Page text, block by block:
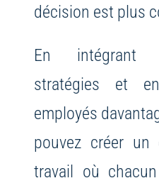
décision est plus
En intégrant
stratégies et
employés
pouvez créer un
travail où